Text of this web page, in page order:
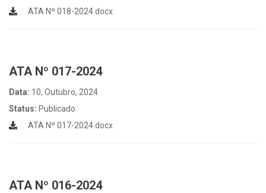
ATA Nº 018-2024.docx
ATA Nº 017-2024
Data: 10, Outubro, 2024
Status: Publicado
ATA Nº 017-2024.docx
ATA Nº 016-2024